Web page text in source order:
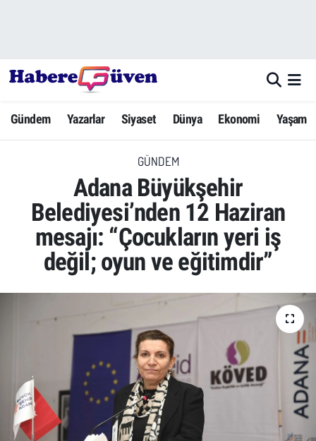
Gündem Yazarlar Siyaset Dünya Ekonomi Yaşam
GÜNDEM
Adana Büyükşehir
Belediyesi’nden 12 Haziran
mesajı: “Çocukların yeri iş
değil; oyun ve eğitimdir”
Yazarlar
Dünya
Ekonomi
Yaşam
Yerel Haberler
Emek
Hava Durumu
Trafik Durumu
Süper Lig Puan Durumu ve Fikstür
Tüm Manşetler
Son Dakika Haberleri
Haber Arşivi